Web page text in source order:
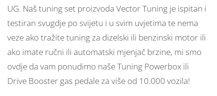
UG. Naš tuning set proizvoda Vector Tuning je ispitan i
testiran svugdje po svijetu i u svim uvjetima te nema
veze ako tražite tuning za dizelski ili benzinski motor ili
ako imate ručni ili automatski mjenjač brzine, mi smo
ovdje da vam ponudimo naše Tuning Powerbox ili
Drive Booster gas pedale za više od 10.000 vozila!